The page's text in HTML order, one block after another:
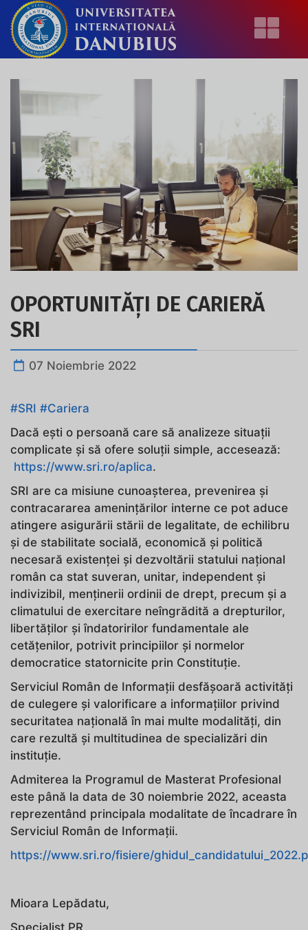
OPORTUNITĂȚI DE CARIERĂ
SRI
07 Noiembrie 2022
#SRI #Cariera
Dacă ești o persoană care să analizeze situații
complicate și să ofere soluții simple, accesează:
https://www.sri.ro/aplica.
SRI are ca misiune cunoașterea, prevenirea și
contracararea amenințărilor interne ce pot aduce
atingere asigurării stării de legalitate, de echilibru
și de stabilitate socială, economică și politică
necesară existenței și dezvoltării statului național
român ca stat suveran, unitar, independent și
indivizibil, menținerii ordinii de drept, precum și a
climatului de exercitare neîngrădită a drepturilor,
libertăților și îndatoririlor fundamentale ale
cetățenilor, potrivit principiilor și normelor
democratice statornicite prin Constituție.
Serviciul Român de Informații desfășoară activități
de culegere și valorificare a informațiilor privind
securitatea națională în mai multe modalități, din
care rezultă și multitudinea de specializări din
instituție.
Admiterea la Programul de Masterat Profesional
este până la data de 30 noiembrie 2022, aceasta
reprezentând principala modalitate de încadrare în
Serviciul Român de Informaţii.
https://www.sri.ro/fisiere/
Mioara Lepădatu,
Specialist PR